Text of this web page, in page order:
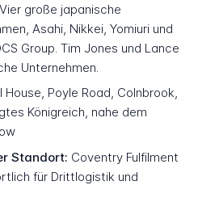
Vier große japanische
Asahi, Nikkei, Yomiuri und
Group. Tim Jones und Lance
Unternehmen.
House, Poyle Road, Colnbrook,
Königreich, nahe dem
Standort: Coventry Fulfilment
für Drittlogistik und